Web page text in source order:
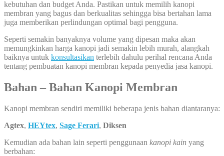
kebutuhan dan budget Anda. Pastikan untuk memilih kanopi
membran yang bagus dan berkualitas sehingga bisa bertahan lama
juga memberikan perlindungan optimal bagi pengguna.
Seperti semakin banyaknya volume yang dipesan maka akan
memungkinkan harga kanopi jadi semakin lebih murah, alangkah
baiknya untuk konsultasikan terlebih dahulu perihal rencana Anda
tentang pembuatan kanopi membran kepada penyedia jasa kanopi.
Bahan – Bahan Kanopi Membran
Kanopi membran sendiri memiliki beberapa jenis bahan diantaranya:
Agtex, HEYtex, Sage Ferari, Diksen
Kemudian ada bahan lain seperti penggunaan kanopi kain yang
berbahan: